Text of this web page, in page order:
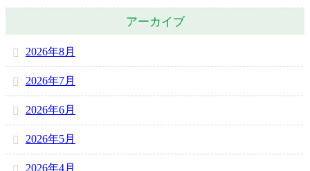
アーカイブ
2026年8月
2026年7月
2026年6月
2026年5月
2026年4月